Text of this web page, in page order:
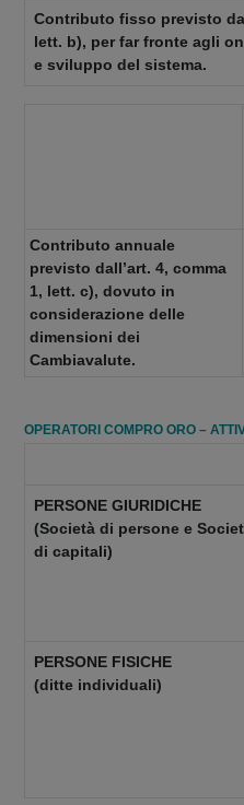
Contributo fisso previsto
lett. b), per far fronte agli
e sviluppo del sistema.
Contributo annuale
previsto dall’art. 4, comma
1, lett. c), dovuto in
considerazione delle
dimensioni dei
Cambiavalute.
OPERATORI COMPRO ORO –
PERSONE GIURIDICHE
(Società di persone e
di capitali)
PERSONE FISICHE
(ditte individuali)